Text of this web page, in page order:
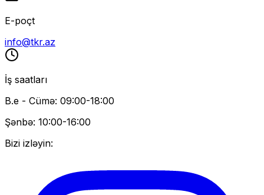
E-poçt
info@tkr.az
İş saatları
B.e - Cümə: 09:00-18:00
Şənbə: 10:00-16:00
Bizi izləyin: